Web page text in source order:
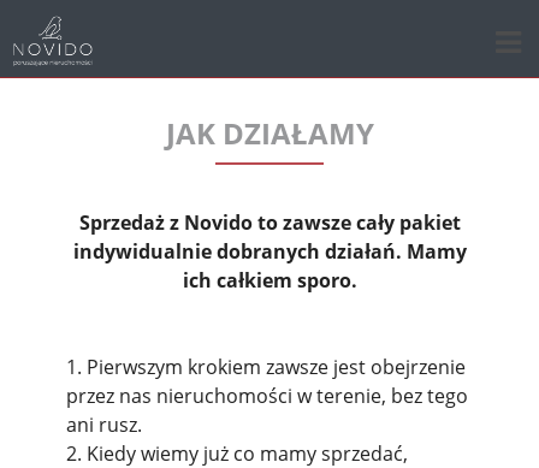
JAK DZIAŁAMY
Sprzedaż z Novido to zawsze cały pakiet
indywidualnie dobranych działań. Mamy
ich całkiem sporo.
1. Pierwszym krokiem zawsze jest obejrzenie
przez nas nieruchomości w terenie, bez tego
ani rusz.
2. Kiedy wiemy już co mamy sprzedać,